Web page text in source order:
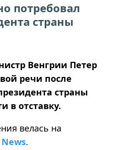
потребовал
страны
Венгрии Петер
речи после
страны
в отставку.
велась на
News.